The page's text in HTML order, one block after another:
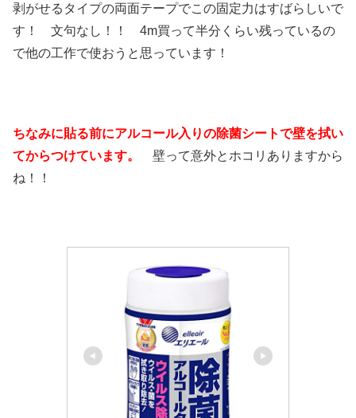
剥がせるタイプの両面テープでこの固定力はすばらしいで
す！ 文句なし！！ 4m買って半分くらい残っているの
で他の工作で使おうと思っています！
ちなみに貼る前にアルコール入りの除菌シートで壁を拭い
てからつけています。
壁って意外とホコリありますから
ね！！